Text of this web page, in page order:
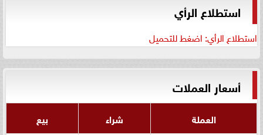
استطلاع الرأي
استطلاع الرأي: اضغط للتحميل
أسعار العملات
العملة شراء بيع